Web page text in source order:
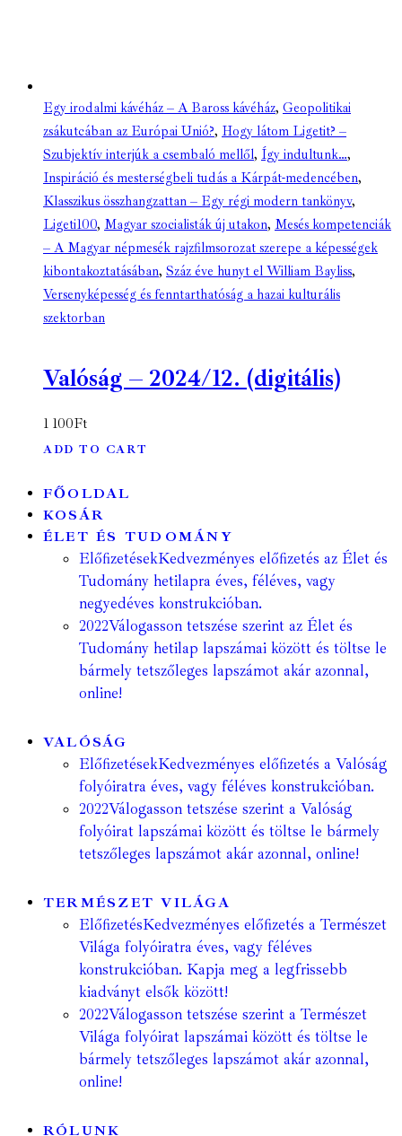
Egy irodalmi kávéház – A Baross kávéház, Geopolitikai
zsákutcában az Európai Unió?, Hogy látom Ligetit? –
Szubjektív interjúk a csembaló mellől, Így indultunk…,
Inspiráció és mesterségbeli tudás a Kárpát-medencében,
Klasszikus összhangzattan – Egy régi modern tankönyv,
Ligeti100, Magyar szocialisták új utakon, Mesés kompetenciák
– A Magyar népmesék rajzfilmsorozat szerepe a képességek
kibontakoztatásában, Száz éve hunyt el William Bayliss,
Versenyképesség és fenntarthatóság a hazai kulturális
szektorban
Valóság – 2024/12. (digitális)
1 100Ft
ADD TO CART
FŐOLDAL
KOSÁR
ÉLET ÉS TUDOMÁNY
ElőfizetésekKedvezményes előfizetés az Élet és
Tudomány hetilapra éves, féléves, vagy
negyedéves konstrukcióban.
2022Válogasson tetszése szerint az Élet és
Tudomány hetilap lapszámai között és töltse le
bármely tetszőleges lapszámot akár azonnal,
online!
VALÓSÁG
ElőfizetésekKedvezményes előfizetés a Valóság
folyóiratra éves, vagy féléves konstrukcióban.
2022Válogasson tetszése szerint a Valóság
folyóirat lapszámai között és töltse le bármely
tetszőleges lapszámot akár azonnal, online!
TERMÉSZET VILÁGA
ElőfizetésKedvezményes előfizetés a Természet
Világa folyóiratra éves, vagy féléves
konstrukcióban. Kapja meg a legfrissebb
kiadványt elsők között!
2022Válogasson tetszése szerint a Természet
Világa folyóirat lapszámai között és töltse le
bármely tetszőleges lapszámot akár azonnal,
online!
RÓLUNK